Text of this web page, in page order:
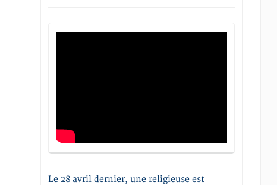
Le 28 avril dernier, une religieuse est